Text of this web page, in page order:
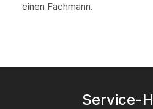
einen Fachmann.
Service-